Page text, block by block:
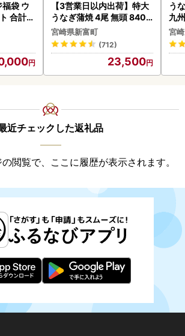
袋 ウ
合計4.
【3営業日以内出荷】特大
うなぎ蒲焼 4尾 無頭 840g
以上 C388-840-3D
宮崎県新富町
(712)
23,500
う
九
宮
近チェックした返礼品
閲覧で、ここに履歴が表示されます。